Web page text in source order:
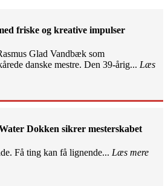
friske og kreative impulser
Glad Vandbæk som
danske mestre. Den 39-årig... Læs
Dokken sikrer mesterskabet
Få ting kan få lignende... Læs mere